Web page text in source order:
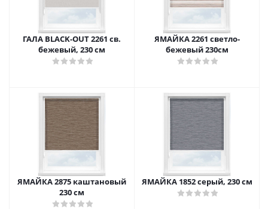
ГАЛА BLACK-OUT 2261 св.
бежевый, 230 см
ЯМАЙКА 2261 светло-
бежевый 230см
ЯМАЙКА 2875 каштановый
230 см
ЯМАЙКА 1852 серый, 230 см